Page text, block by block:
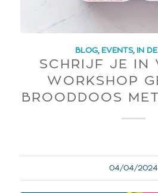
BLOG, EVENTS, IN
SCHRIJF JE IN
WORKSHOP
BROODDOOS
04/04/2024